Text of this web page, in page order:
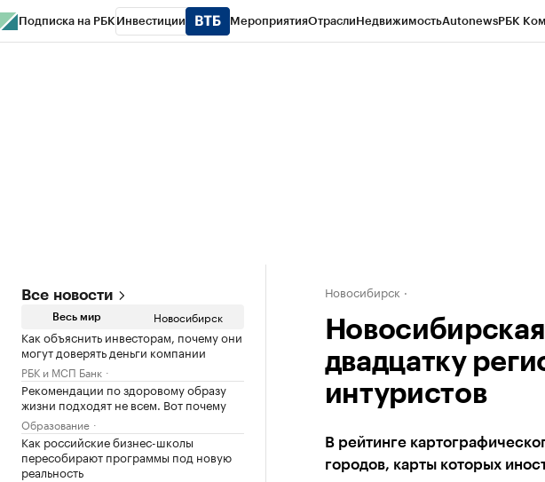
Подписка на РБК Инвестиции МероприятияОтраслиНедвижимостьAutonewsРБК
Все новости
Весь мир Новосибирск
Как объяснить инвесторам, почему они
могут доверять деньги компании
РБК и МСП Банк
Рекомендации по здоровому образу
жизни подходят не всем. Вот почему
Образование
Как российские бизнес-школы
пересобирают программы под новую
реальность
Новосибирск
двадцатку
интуристов
В рейтинге
городов, карты которых